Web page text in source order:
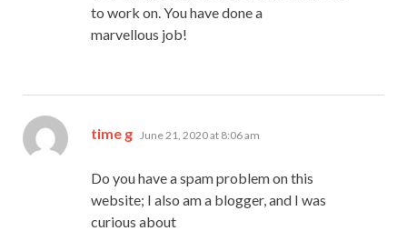
to work on. You have done a
marvellous job!
time g says:
June 21, 2020 at 8:06 am
Do you have a spam problem on this
website; I also am a blogger, and I was
curious about